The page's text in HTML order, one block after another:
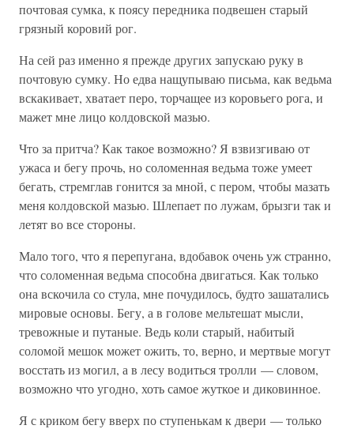
почтовая сумка, к поясу передника подвешен старый
грязный коровий рог.
На сей раз именно я прежде других запускаю руку в
почтовую сумку. Но едва нащупываю письма, как ведьма
вскакивает, хватает перо, торчащее из коровьего рога, и
мажет мне лицо колдовской мазью.
Что за притча? Как такое возможно? Я взвизгиваю от
ужаса и бегу прочь, но соломенная ведьма тоже умеет
бегать, стремглав гонится за мной, с пером, чтобы мазать
меня колдовской мазью. Шлепает по лужам, брызги так и
летят во все стороны.
Мало того, что я перепугана, вдобавок очень уж странно,
что соломенная ведьма способна двигаться. Как только
она вскочила со стула, мне почудилось, будто зашатались
мировые основы. Бегу, а в голове мельтешат мысли,
тревожные и путаные. Ведь коли старый, набитый
соломой мешок может ожить, то, верно, и мертвые могут
восстать из могил, а в лесу водиться тролли — словом,
возможно что угодно, хоть самое жуткое и диковинное.
Я с криком бегу вверх по ступенькам к двери — только